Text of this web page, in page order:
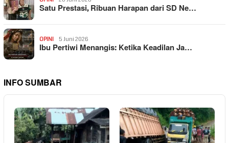
Satu Prestasi, Ribuan Harapan dari SD Ne…
OPINI 5 Juni 2026
Ibu Pertiwi Menangis: Ketika Keadilan Ja…
INFO SUMBAR